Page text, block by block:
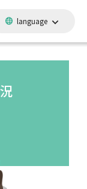
language